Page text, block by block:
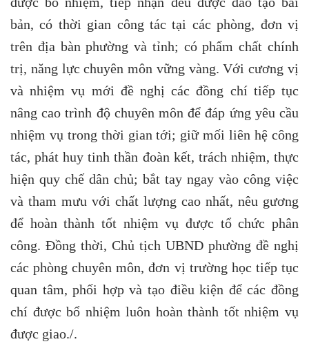
bản, có thời gian công tác tại các phòng, đơn vị
trên địa bàn phường và tỉnh; có phẩm chất chính
trị, năng lực chuyên môn vững vàng. Với cương vị
và nhiệm vụ mới đề nghị các đồng chí tiếp tục
nâng cao trình độ chuyên môn để đáp ứng yêu cầu
nhiệm vụ trong thời gian tới; giữ mối liên hệ công
tác, phát huy tinh thần đoàn kết, trách nhiệm, thực
hiện quy chế dân chủ; bắt tay ngay vào công việc
và tham mưu với chất lượng cao nhất, nêu gương
để hoàn thành tốt nhiệm vụ được tổ chức phân
công. Đồng thời, Chủ tịch UBND phường đề nghị
các phòng chuyên môn, đơn vị trường học tiếp tục
quan tâm, phối hợp và tạo điều kiện để các đồng
chí được bổ nhiệm luôn hoàn thành tốt nhiệm vụ
được giao./.